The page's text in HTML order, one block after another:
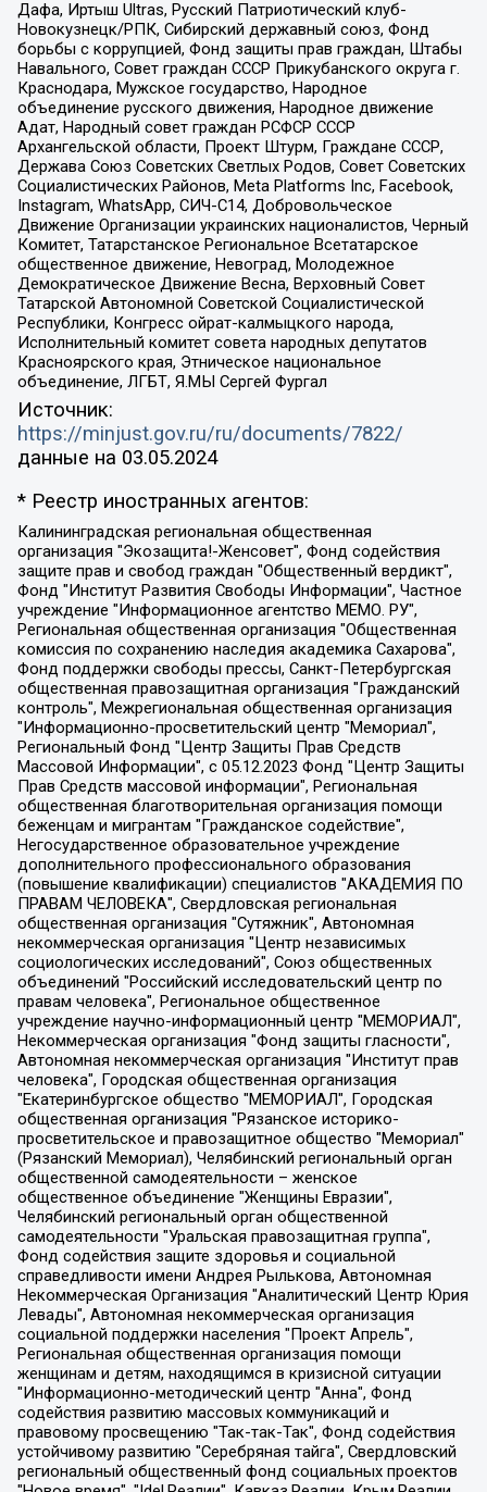
Дафа, Иртыш Ultras, Русский Патриотический клуб-
Новокузнецк/РПК, Сибирский державный союз, Фонд
борьбы с коррупцией, Фонд защиты прав граждан, Штабы
Навального, Совет граждан СССР Прикубанского округа г.
Краснодара, Мужское государство, Народное
объединение русского движения, Народное движение
Адат, Народный совет граждан РСФСР СССР
Архангельской области, Проект Штурм, Граждане СССР,
Держава Союз Советских Светлых Родов, Совет Советских
Социалистических Районов, Meta Platforms Inc, Facebook,
Instagram, WhatsApp, СИЧ-С14, Добровольческое
Движение Организации украинских националистов, Черный
Комитет, Татарстанское Региональное Всетатарское
общественное движение, Невоград, Молодежное
Демократическое Движение Весна, Верховный Совет
Татарской Автономной Советской Социалистической
Республики, Конгресс ойрат-калмыцкого народа,
Исполнительный комитет совета народных депутатов
Красноярского края, Этническое национальное
объединение, ЛГБТ, Я.МЫ Сергей Фургал
Источник:
https://minjust.gov.ru/ru/documents/7822/
данные на 03.05.2024
* Реестр иностранных агентов:
Калининградская региональная общественная организация "Экозащита!-Женсовет", Фонд содействия защите прав и свобод граждан "Общественный вердикт", Фонд "Институт Развития Свободы Информации", Частное учреждение "Информационное агентство МЕМО. РУ", Региональная общественная организация "Общественная комиссия по сохранению наследия академика Сахарова", Фонд поддержки свободы прессы, Санкт-Петербургская общественная правозащитная организация "Гражданский контроль", Межрегиональная общественная организация "Информационно-просветительский центр "Мемориал", Региональный Фонд "Центр Защиты Прав Средств Массовой Информации", с 05.12.2023 Фонд "Центр Защиты Прав Средств массовой информации", Региональная общественная благотворительная организация помощи беженцам и мигрантам "Гражданское содействие", Негосударственное образовательное учреждение дополнительного профессионального образования (повышение квалификации) специалистов "АКАДЕМИЯ ПО ПРАВАМ ЧЕЛОВЕКА", Свердловская региональная общественная организация "Сутяжник", Автономная некоммерческая организация "Центр независимых социологических исследований", Союз общественных объединений "Российский исследовательский центр по правам человека", Региональное общественное учреждение научно-информационный центр "МЕМОРИАЛ", Некоммерческая организация "Фонд защиты гласности", Автономная некоммерческая организация "Институт прав человека", Городская общественная организация "Екатеринбургское общество "МЕМОРИАЛ", Городская общественная организация "Рязанское историко-просветительское и правозащитное общество "Мемориал" (Рязанский Мемориал), Челябинский региональный орган общественной самодеятельности – женское общественное объединение "Женщины Евразии", Челябинский региональный орган общественной самодеятельности "Уральская правозащитная группа", Фонд содействия защите здоровья и социальной справедливости имени Андрея Рылькова, Автономная Некоммерческая Организация "Аналитический Центр Юрия Левады", Автономная некоммерческая организация социальной поддержки населения "Проект Апрель", Региональная общественная организация помощи женщинам и детям, находящимся в кризисной ситуации "Информационно-методический центр "Анна", Фонд содействия развитию массовых коммуникаций и правовому просвещению "Так-так-Так", Фонд содействия устойчивому развитию "Серебряная тайга", Свердловский региональный общественный фонд социальных проектов "Новое время", "Idel.Реалии", Кавказ.Реалии, Крым.Реалии, Телеканал Настоящее Время, Татаро-башкирская служба Радио Свобода (Azatliq Radiosi), Радио Свободная Европа/Радио Свобода (PCE/PC), "Сибирь.Реалии", "Фактограф", Благотворительный фонд помощи осужденным и их семьям, Автономная некоммерческая организация "Институт глобализации и социальных движений", Фонд "В защиту прав заключенных", Частное учреждение "Центр поддержки и содействия развитию средств массовой информации", Пензенский региональный общественный благотворительный фонд "Гражданский союз", "Север.Реалии", Некоммерческая организация Фонд "Правовая инициатива", Общество с ограниченной ответственностью "Радио Свободная Европа/Радио Свобода", Чешское информационное агентство "MEDIUM-ORIENT", Красноярская региональная общественная организация "Мы против СПИДа", Камалягин Денис Николаевич, Маркелов Сергей Евгеньевич, Пономарев Лев Александрович, Савицкая Людмила Алексеевна, Автономная некоммерческая организация "Центр по работе с проблемой насилия "НАСИЛИЮ.НЕТ", Межрегиональный профессиональный союз работников здравоохранения "Альянс врачей", Юридическое лицо, зарегистрированное в Латвийской Республике, SIA "Medusa Project" (регистрационный номер 40103797863, дата регистрации 10.06.2014), Некоммерческая организация "Фонд по борьбе с коррупцией", Автономная некоммерческая организация "Институт права и публичной политики", Баданин Роман Сергеевич, Гликин Максим Александрович, Железнова Мария Михайловна, Лукьянова Юлия Сергеевна, Маетная Елизавета Витальевна, Маняхин Петр Борисович, Чуракова Ольга Владимировна, Ярош Юлия Петровна, Юридическое лицо "The Insider SIA", зарегистрированное в Риге, Латвийская Республика (дата регистрации 26.06.2015), являющееся администратором доменного имени интернет-издания "The Insider SIA", https://theins.ru, Постернак Алексей Евгеньевич, Рубин Михаил Аркадьевич, Анин Роман Александрович, Юридическое лицо Istories fonds, зарегистрированное в Латвийской Республике (регистрационный номер 50008295751, дата регистрации 24.02.2020), Великовский Дмитрий Александрович, Долинина Ирина Николаевна, Мароховская Алеся Алексеевна, Шлейнов Роман Юрьевич, Шмагун Олеся Валентиновна, Общество с ограниченной ответственностью "Альтаир 2021", Общество с ограниченной ответственностью "Вега 2021", Общество с ограниченной ответственностью "Главный редактор 2021", Общество с ограниченной ответственностью "Ромашки монолит", Важенков Артем Валерьевич, Ивановская областная общественная организация "Центр гендерных исследований", Гурман Юрий Альбертович, Медиапроект "ОВД-Инфо", Егоров Владимир Владимирович, Жилинский Владимир Александрович, Общество с ограниченной ответственностью "ЗП", Иванова София Юрьевна, Карезина Инна Павловна, Кильтау Екатерина Викторовна, Петров Алексей Викторович, Пискунов Сергей Евгеньевич, Смирнов Сергей Сергеевич, Тихонов Михаил Сергеевич, Общество с ограниченной ответственностью "ЖУРНАЛИСТ-ИНОСТРАННЫЙ АГЕНТ", Арапова Галина Юрьевна, Вольтская Татьяна Анатольевна, Американская компания "Mason G.E.S. Anonymous Foundation" (США), являющаяся владельцем интернет-издания https://mnews.world/, Компания "Stichting Bellingcat", зарегистрированная в Нидерландах (дата регистрации 11.07.2018), Захаров Андрей Вячеславович, Клепиковская Екатерина Дмитриевна, Общество с ограниченной ответственностью "МЕМО", Перл Роман Александрович, Симонов Евгений Алексеевич, Соловьева Елена Анатольевна, Сотников Даниил Владимирович, Сурначева Елизавета Дмитриевна, Автономная некоммерческая организация по защите прав человека и информированию населения "Якутия – Наше Мнение", Общество с ограниченной ответственностью "Москоу диджитал медиа", с 26.01.2023 Общество с ограниченной ответственностью "Чайка Белые сады", Ветошкина Валерия Валерьевна, Заговора Максим Александрович, Межрегиональное общественное движение "Российская ЛГБТ - сеть", Оленичев Максим Владимирович, Павлов Иван Юрьевич, Скворцова Елена Сергеевна, Общество с ограниченной ответственностью "Как бы инагент", Кочетков Игорь Викторович, Общество с ограниченной ответственностью "Честные выборы", Еланчик Олег Александрович, Общество с ограниченной ответственностью "Нобелевский призыв", Гималова Регина Эмилевна, Григорьев Андрей Валерьевич, Григорьева Алина Александровна, Ассоциация по содействию защите прав призывников, альтернативнослужащих и военнослужащих "Правозащитная группа "Гражданин.Армия.Право", Хисамова Регина Фаритовна, Автономная некоммерческая организация по реализации социально-правовых программ "Лилит", Дальневосточное общественное движение "Маяк", Санкт-Петербургская ЛГБТ-инициативная группа "Выход", Инициативная группа ЛГБТ+ "Реверс", Алексеев Андрей Викторович, Бекбулатова Таисия Львовна, Беляев Иван Михайлович, Владыкина Елена Сергеевна, Гельман Марат Александрович, Никульшина Вероника Юрьевна, Толоконникова Надежда Андреевна, Шендерович Виктор Анатольевич, Общество с ограниченной ответственностью "Данное сообщение", Общество с ограниченной ответственностью Издательский дом "Новая глава", Айнбиндер Александра Александровна, Московский комьюнити-центр для ЛГБТ+инициатив, Благотворительный фонд развития филантропии, Deutsche Welle (Германия, Kurt-Schumacher-Strasse 3, 53113 Bonn), Борзунова Мария Михайловна, Воробьев Виктор Викторович, Голубева Анна Львовна, Константинова Алла Михайловна, Малкова Ирина Владимировна, Мурадов Мурад Абдулгалимович, Осетинская Елизавета Николаевна, Понасенков Евгений Николаевич, Ганапольский Матвей Юрьевич, Киселев Евгений Алексеевич, Борухович Ирина Григорьевна, Дремин Иван Тимофеевич, Дубровский Дмитрий Викторович, Красноярская региональная общественная организация поддержки и развития альтернативных образовательных технологий и межкультурных коммуникаций "ИНТЕРРА", Маяковская Екатерина Алексеевна, Фейгин Марк Захарович, Филимонов Андрей Викторович, Дзугкоева Регина Николаевна, Доброхотов Роман Александрович, Дудь Юрий Александрович, Елкин Сергей Владимирович, Кругликов Кирилл Игоревич, Сабунаева Мария Леонидовна, Семенов Алексей Владимирович, Шаинян Карен Багратович, Шульман Екатерина Михайловна, Асафьев Артур Валерьевич, Вахштайн Виктор Семенович, Венедиктов Алексей Алексеевич, Лушникова Екатерина Евгеньевна, Волков Леонид Михайлович, Невзоров Александр Глебович, Пархоменко Сергей Борисович, Сироткин Ярослав Николаевич, Кара-Мурза Владимир Владимирович, Баранова Наталья Владимировна, Гозман Леонид Яковлевич, Кагарлицкий Борис Юльевич, Климарев Михаил Валерьевич, Милов Владимир Станиславович, Автономная некоммерческая организация Краснодарский центр современного искусства "Типография", Моргенштерн Алишер Тагирович, Соболь Любовь Эдуардовна, Общество с ограниченной ответственностью "ЛИЗА НОРМ", Каспаров Гарри Кимович, Ходорковский Михаил Борисович, Общество с ограниченной ответственностью "Апрельские тезисы", Данилович Ирина Брониславовна, Кашин Олег Владимирович, Петров Николай Владимирович, Пивоваров Алексей Владимирович, Соколов Михаил Владимирович, Цветкова Юлия Владимировна, Чичваркин Евгений Александрович, Комитет против пыток/Команда против пыток, Общество с ограниченной ответственностью "Первый научный", Общество с ограниченной ответственностью "Вертолет и ко", Белоцерковская Вероника Борисовна, Кац Максим Евгеньевич, Лазарева Татьяна Юрьевна, Шаведдинов Руслан Табризович, Яшин Илья Валерьевич, Общество с ограниченной ответственностью "Иноагент ААВ", Алешковский Дмитрий Петрович, Альбац Евгения Марковна, Быков Дмитрий Львович, Галямина Юлия Евгеньевна, Лойко Сергей Леонидович, Мартынов Кирилл Константинович, Медведев Сергей Александрович, Крашенинников Федор Геннадиевич, Гордеева Катерина Вл